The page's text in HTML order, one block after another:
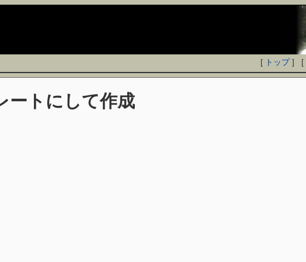
[ トップ] [
ートにして作成